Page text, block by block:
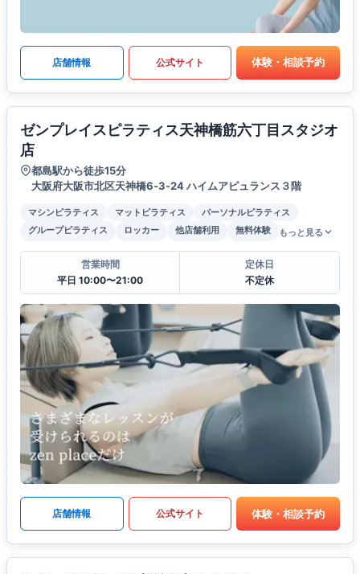
店舗情報 公式サイト 体験・相談予約
ゼンプレイスピラティス天神橋筋六丁目スタジオ
店
都島駅から徒歩15分
大阪府大阪市北区天神橋6‐3‐24 ハイムアピュランス３階
マシンピラティス マットピラティス
パーソナルピラティス
グループピラティス
ロッカー 他店舗利用 無料体験 もっと見る
営業時間
平日 10:00〜21:00
定休日
不定休
店舗情報 公式サイト 体験・相談予約